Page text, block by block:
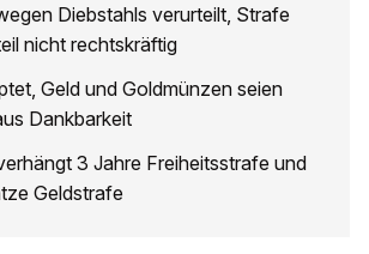
Diebstahls verurteilt, Strafe
nicht rechtskräftig
Geld und Goldmünzen seien
Dankbarkeit
3 Jahre Freiheitsstrafe und
Geldstrafe